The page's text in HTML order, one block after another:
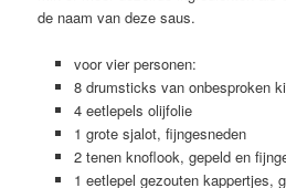
de naam van deze saus.
voor vier personen:
8 drumsticks van onbesproken
4 eetlepels olijfolie
1 grote sjalot, fijngesneden
2 tenen knoflook, gepeld en
1 eetlepel gezouten kappertjes,